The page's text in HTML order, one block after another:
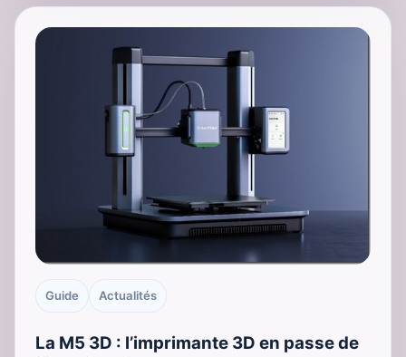
Guide Actualités
La M5 3D : l’imprimante 3D en passe de